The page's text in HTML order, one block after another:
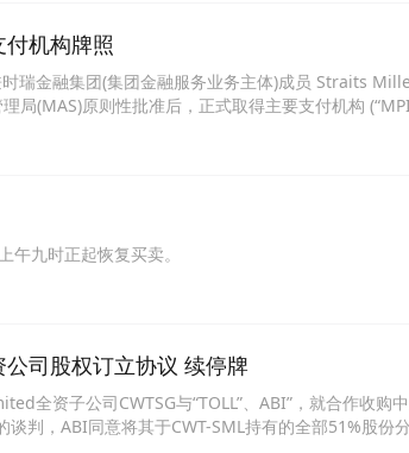
机构牌照
瑞金融集团(集团金融服务业务主体)成员 Straits
局(MAS)原则性批准后，正式取得主要支付机构
午九时正起恢复买卖。
司股权订立协议 续停牌
全资子公司CWTSG与“TOLL”、ABI”，就合作收购
判，ABI同意将其于CWT-SML持有的全部51%股份